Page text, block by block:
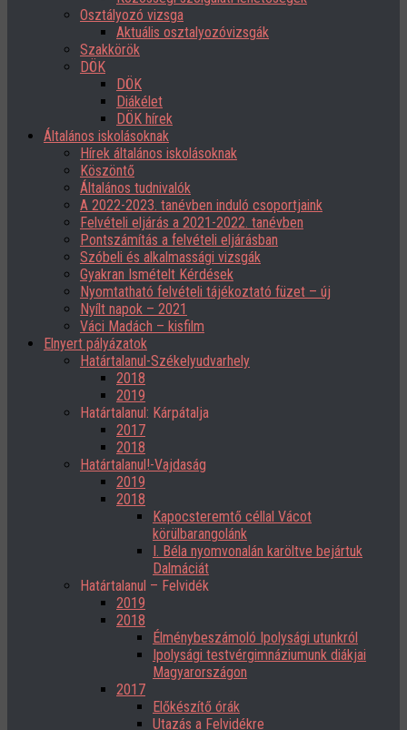
Osztályozó vizsga
Aktuális osztalyozóvizsgák
Szakkörök
DÖK
DÖK
Diákélet
DÖK hírek
Általános iskolásoknak
Hírek általános iskolásoknak
Köszöntő
Általános tudnivalók
A 2022-2023. tanévben induló csoportjaink
Felvételi eljárás a 2021-2022. tanévben
Pontszámítás a felvételi eljárásban
Szóbeli és alkalmassági vizsgák
Gyakran Ismételt Kérdések
Nyomtatható felvételi tájékoztató füzet – új
Nyílt napok – 2021
Váci Madách – kisfilm
Elnyert pályázatok
Határtalanul-Székelyudvarhely
2018
2019
Határtalanul: Kárpátalja
2017
2018
Határtalanul!-Vajdaság
2019
2018
Kapocsteremtő céllal Vácot
körülbarangolánk
I. Béla nyomvonalán karöltve bejártuk
Dalmáciát
Határtalanul – Felvidék
2019
2018
Élménybeszámoló Ipolysági utunkról
Ipolysági testvérgimnáziumunk diákjai
Magyarországon
2017
Előkészítő órák
Utazás a Felvidékre